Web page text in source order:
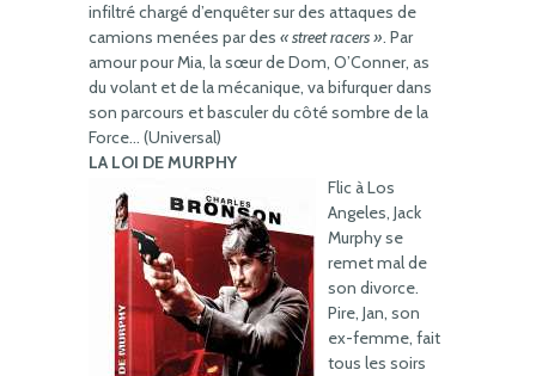
infiltré chargé d’enquêter sur des attaques de
camions menées par des « street racers ». Par
amour pour Mia, la sœur de Dom, O’Conner, as
du volant et de la mécanique, va bifurquer dans
son parcours et basculer du côté sombre de la
Force… (Universal)
LA LOI DE MURPHY
Flic à Los
Angeles, Jack
Murphy se
remet mal de
son divorce.
Pire, Jan, son
ex-femme, fait
tous les soirs